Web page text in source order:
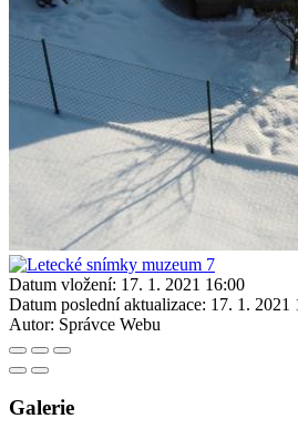
Datum vložení: 17. 1. 2021 16:00
Datum poslední aktualizace: 17. 1. 2021
Autor: Správce Webu
Galerie